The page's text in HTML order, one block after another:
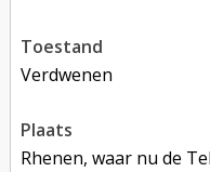
toestand
verdwenen
plaats
Rhenen, waar nu de